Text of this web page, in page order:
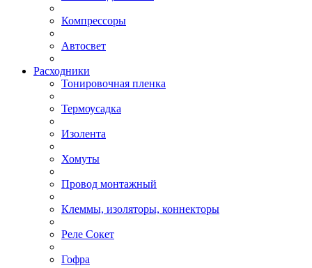
Компрессоры
Автосвет
Расходники
Тонировочная пленка
Термоусадка
Изолента
Хомуты
Провод монтажный
Клеммы, изоляторы, коннекторы
Реле Сокет
Гофра